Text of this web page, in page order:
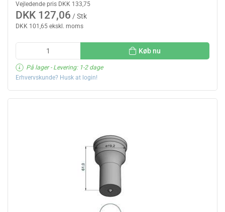
Vejledende pris DKK 133,75
DKK 127,06 / Stk
DKK 101,65 ekskl. moms
Køb nu
På lager- Levering: 1-2 dage
Erhvervskunde? Husk at login!